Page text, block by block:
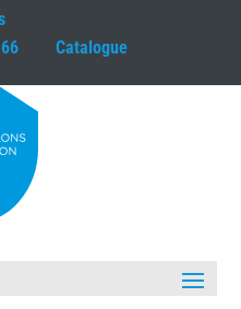
Catalogue